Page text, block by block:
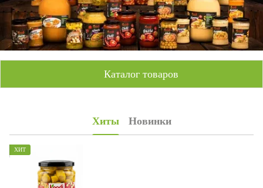
Каталог товаров
Хиты Новинки
ХИТ